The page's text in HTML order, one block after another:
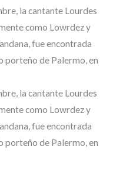
la cantante Lourdes
como Lowrdez y
fue encontrada
porteño de Palermo, en
la cantante Lourdes
como Lowrdez y
fue encontrada
porteño de Palermo, en